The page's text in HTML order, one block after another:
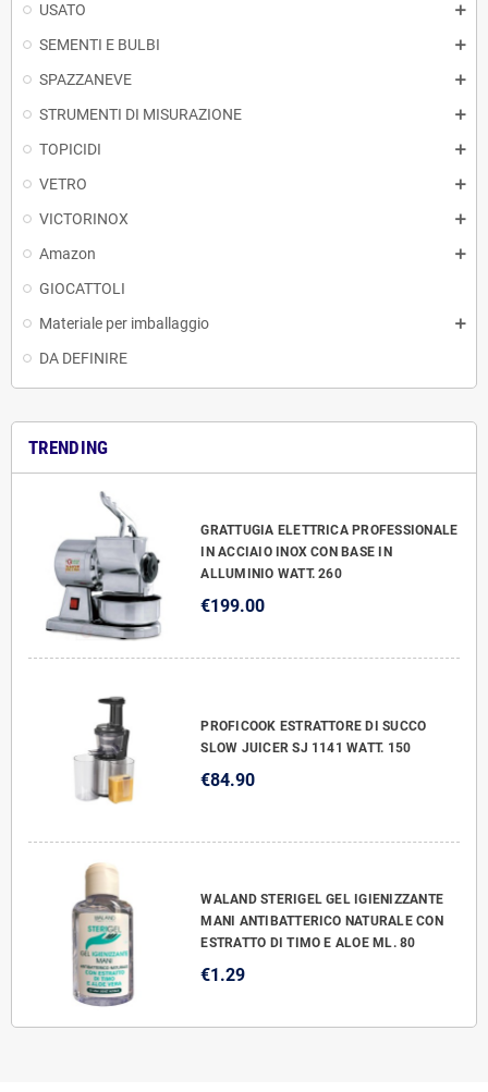
USATO
SEMENTI E BULBI
SPAZZANEVE
STRUMENTI DI MISURAZIONE
TOPICIDI
VETRO
VICTORINOX
Amazon
GIOCATTOLI
Materiale per imballaggio
DA DEFINIRE
TRENDING
GRATTUGIA ELETTRICA PROFESSIONALE
IN ACCIAIO INOX CON BASE IN
ALLUMINIO WATT. 260
€199.00
PROFICOOK ESTRATTORE DI SUCCO
SLOW JUICER SJ 1141 WATT. 150
€84.90
WALAND STERIGEL GEL IGIENIZZANTE
MANI ANTIBATTERICO NATURALE CON
ESTRATTO DI TIMO E ALOE ML. 80
€1.29